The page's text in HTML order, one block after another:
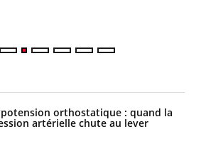
orthostatique : quand la
artérielle chute au lever